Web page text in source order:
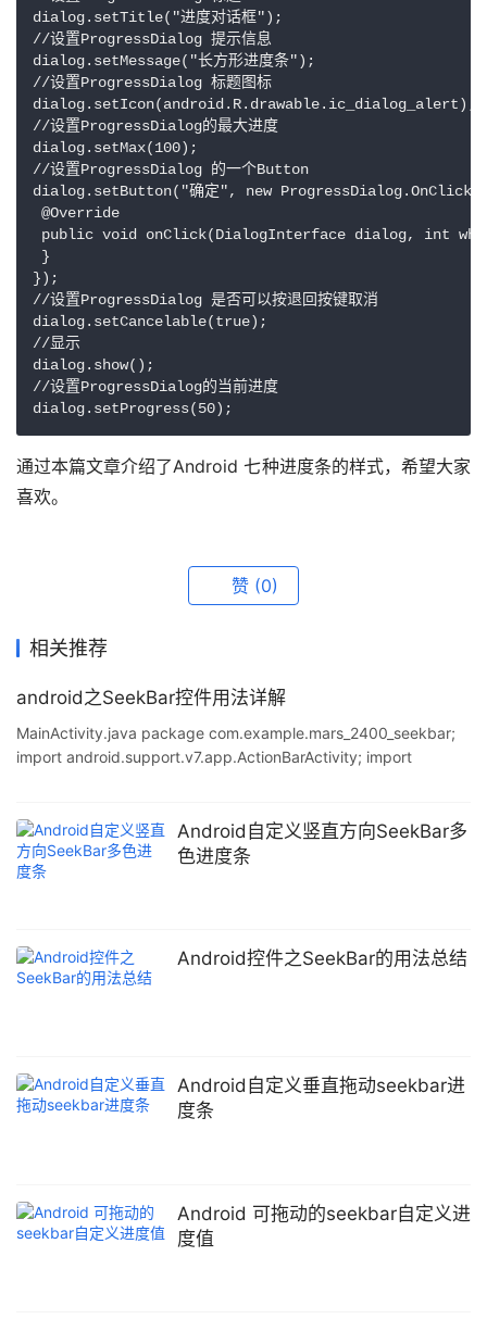
dialog.setTitle("进度对话框");
//设置ProgressDialog 提示信息
dialog.setMessage("长方形进度条");
//设置ProgressDialog 标题图标
dialog.setIcon(android.R.drawable.ic_dialog_alert);
//设置ProgressDialog的最大进度
dialog.setMax(100);
//设置ProgressDialog 的一个Button
dialog.setButton("确定", new
@Override
public void onClick(DialogInterface dialog, int
}
});
//设置ProgressDialog 是否可以按退回按键取消
dialog.setCancelable(true);
//显示
dialog.show();
//设置ProgressDialog的当前进度
dialog.setProgress(50);
通过本篇文章介绍了Android 七种进度条的样式，希望大家
喜欢。
赞 (0)
相关推荐
android之SeekBar控件用法详解
MainActivity.java package com.example.mars_2400_seekbar;
import android.support.v7.app.ActionBarActivity; import
import android.os.Bundle; import aAndroid自定义竖直方向SeekBar多
色进度条
Android控件之SeekBar的用法总结
Android自定义垂直拖动seekbar进
度条
Android 可拖动的seekbar自定义进
度值